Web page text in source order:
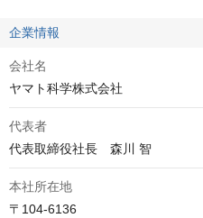
企業情報
会社名
ヤマト科学株式会社
代表者
代表取締役社長　森川 智
本社所在地
〒104-6136